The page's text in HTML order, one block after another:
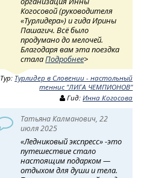
Когосовой (руководителя
«Турлидера») и гида Ирины
Пашагич. Всё было
продумано до мелочей.
Благодаря вам эта поездка
сталаПодробнее>
Тур: Турлидер в Словении - настольный
теннис "ЛИГА ЧЕМПИОНОВ"
Гид:Инна Когосова
Татьяна Калманович, 22
июля 2025
«Ледниковый экспресс» -это
путешествие стало
настоящим подарком —
отдыхом для души и тела.